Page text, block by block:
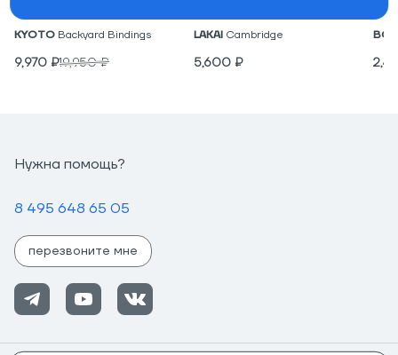
Крепления для вейкборда
KYOTO Backyard Bindings
9,970 ₽19,950₽
LAKAI Cambridge
5,600 ₽
Нужна помощь?
8 495 648 65 05
перезвоните мне